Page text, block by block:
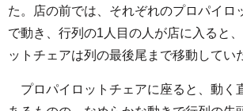
た。店の前では、それぞれのプロパイロ
で動き、行列の1人目の人が店に入ると
ットチェアは列の最後尾まで移動してい
プロパイロットチェアに座ると、動く